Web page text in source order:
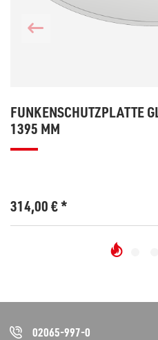
FUNKENSCHUTZPLATTE
1395 MM
314,00€*
02065-997-0